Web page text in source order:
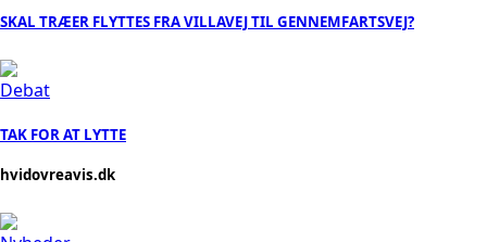
SKAL TRÆER FLYTTES FRA VILLAVEJ TIL GENNEMFARTSVEJ?
Debat
TAK FOR AT LYTTE
hvidovreavis.dk